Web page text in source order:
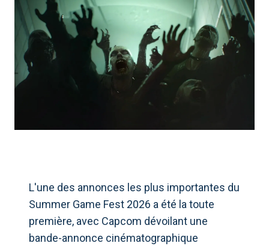
L'une des annonces les plus importantes du
Summer Game Fest 2026 a été la toute
première, avec Capcom dévoilant une
bande-annonce cinématographique